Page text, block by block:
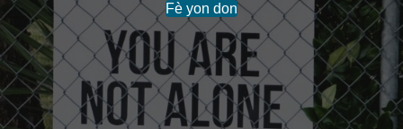
Fè yon don